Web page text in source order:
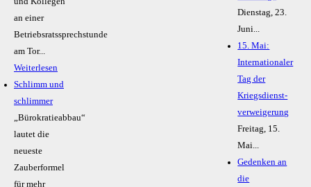
an einer
Betriebsratssprechstunde
am Tor...
Weiterlesen
Schlimm und
schlimmer
„Bürokratieabbau“
lautet die
neueste
Zauberformel
für mehr
Dienstag, 23.
Juni...
15. Mai:
Internationaler
Tag der
Kriegsdienst-
verweigerung
Freitag, 15.
Mai...
Gedenken an
die